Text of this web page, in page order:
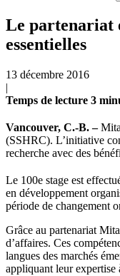
Le partenariat
essentielles
13 décembre 2016
|
Temps de lecture 3
Vancouver, C.-B. –
(SSHRC). L’initiative
recherche avec des
Le 100e stage est
en développement
période de changement
Grâce au partenariat
d’affaires. Ces
langues des marchés
appliquant leur expertise